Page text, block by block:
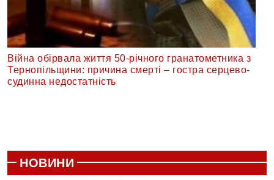
Війна обірвала життя 50-річного гранатометника з
Тернопільщини: причина смерті – гостра серцево-
судинна недостатність
НОВИНИ